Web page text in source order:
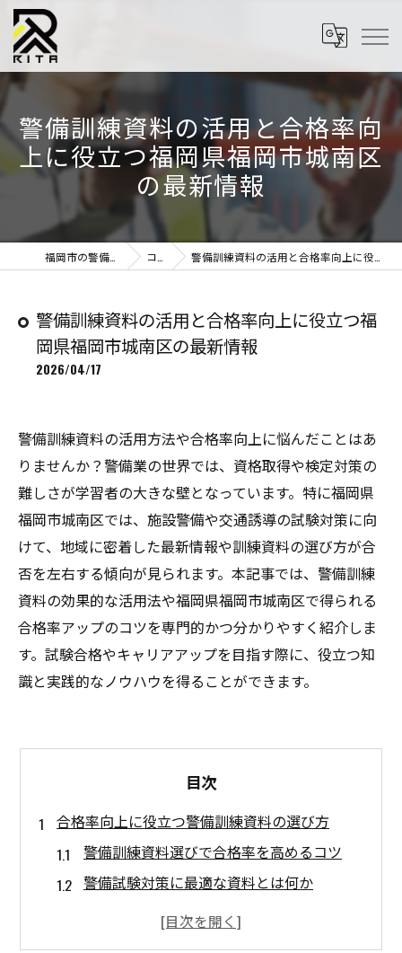
警備訓練資料の活用と合格率向
上に役立つ福岡県福岡市城南区
の最新情報
コラム 警備訓練資料の活用と合格率向上に役立つ福岡県福岡市城南区の最新情報
警備訓練資料の活用と合格率向上に役立つ福
岡県福岡市城南区の最新情報
2026/04/17
警備訓練資料の活用方法や合格率向上に悩んだことはあ
りませんか？警備業の世界では、資格取得や検定対策の
難しさが学習者の大きな壁となっています。特に福岡県
福岡市城南区では、施設警備や交通誘導の試験対策に向
けて、地域に密着した最新情報や訓練資料の選び方が合
否を左右する傾向が見られます。本記事では、警備訓練
資料の効果的な活用法や福岡県福岡市城南区で得られる
合格率アップのコツを専門的かつ分かりやすく紹介しま
す。試験合格やキャリアアップを目指す際に、役立つ知
識と実践的なノウハウを得ることができます。
目次
合格率向上に役立つ警備訓練資料の選び方
警備訓練資料選びで合格率を高めるコツ
警備試験対策に最適な資料とは何か
施設警備2級合格を目指す資料選定法